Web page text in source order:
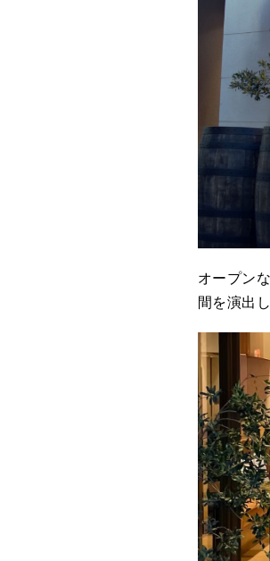
オープン
間を演出